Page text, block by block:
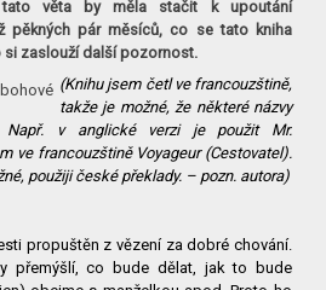
tato věta by měla stačit k upoutání
pěkných pár měsíců, co se tato kniha
si zaslouží další pozornost.
(Knihu jsem četl ve francouzštině,
takže je možné, že některé názvy
Např. v anglické verzi je použit Mr.
ve francouzštině Voyageur (Cestovatel).
použiji české překlady. – pozn. autora)
propuštěn z vězení za dobré chování.
přemýšlí, co bude dělat, jak to bude